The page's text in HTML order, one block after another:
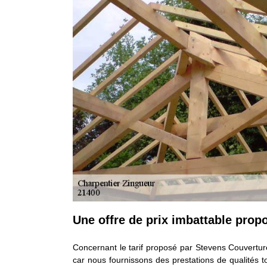
Une offre de prix imbattable
Concernant le tarif proposé par Stevens
car nous fournissons des prestations de qualités